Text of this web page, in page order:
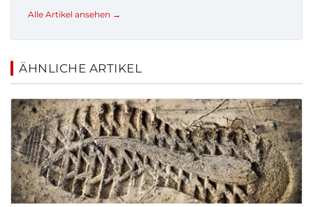
Alle Artikel ansehen →
ÄHNLICHE ARTIKEL